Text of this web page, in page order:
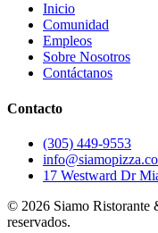
Inicio
Comunidad
Empleos
Sobre Nosotros
Contáctanos
Contacto
(305) 449-9553
17 Westward Dr
© 2026 Siamo Ristorante
reservados.